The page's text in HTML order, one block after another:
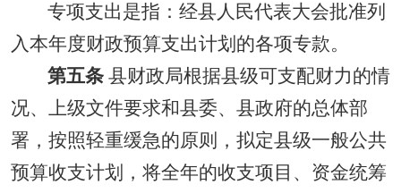
专项支出是指：经县人民代表大会批准列
入本年度财政预算支出计划的各项专款。
第五条县财政局根据县级可支配财力的情
况、上级文件要求和县委、县政府的总体部
署，按照轻重缓急的原则，拟定县级一般公共
预算收支计划，将全年的收支项目、资金统筹